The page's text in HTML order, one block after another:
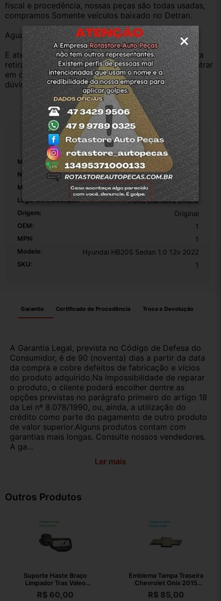
fiscal e procedência, nossas peças são todas usadas,
compramos Somente veículos baixado no Detran.
Aguardamos sua pergunta ou compra.
E atenderemos o quanto antes, caso o cliente prefira
retirar na nossa loja física também aceitamos, só entrar
em contato com a equipe Rotasul e tiramos suas
dúvidas.
Especificações
Marca: Hyundai
Número De Peça: 31057376
Material: Borracha
Lugar De Colocação: Porta Dianteira Direita
Origem: Original
OEM: 1
MPN: 1
Modelo: Hyundai HB20S Sedan 1.0 12v 2022
SKU: 1
Garantia Certificado de Procedência Troca e Devolução
A Garantia Legal, prevista no Código de Defesa do
Consumidor, é de 90 (noventa) dias a partir da data
da compra e cobre defeitos de fabricação e vícios
do produto adquirido.Na impossibilidade de reparar
o produto, o cliente poderá escolher dentre as
opções previstas no parágrafo primeiro do artigo 18
da Lei nº 8.078/1990, ou, ainda, a utilização do
crédito como parte do pagamento de outro produto
de valor superior.Alguns produtos contam com
garantias mais longas. Consulte nossos vendedores.
A ga...
Ler mais
Outros Produtos
Suporte Haste Braço
Limpador Tras Valeo
80019757
R$ 60,00
Emblema Tampa Traseira
Chevrolet Onix 2015
94747906
R$85,00